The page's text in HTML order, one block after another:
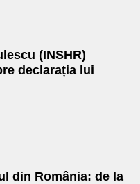
(INSHR)
declarația lui
din România: de la